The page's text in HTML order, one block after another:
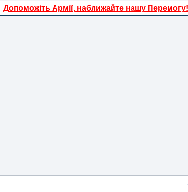
Допоможіть Армії, наближайте нашу Перемогу!